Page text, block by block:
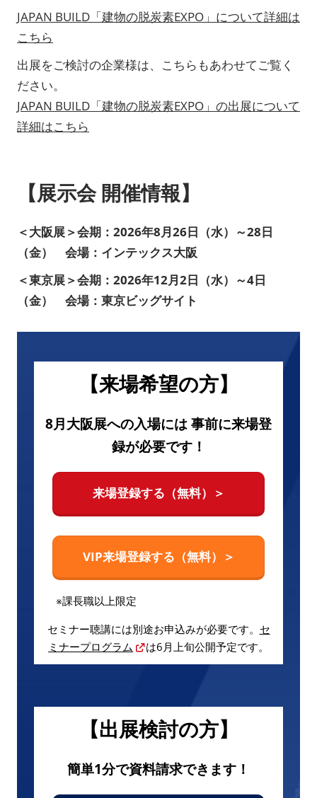
JAPAN BUILD「建物の脱炭素EXPO」について詳細は
こちら
出展をご検討の企業様は、こちらもあわせてご覧く
ださい。
JAPAN BUILD「建物の脱炭素EXPO」の出展について
詳細はこちら
【展示会 開催情報】
＜大阪展＞会期：2026年8月26日（水）～28日
（金） 会場：インテックス大阪
＜東京展＞会期：2026年12月2日（水）～4日
（金） 会場：東京ビッグサイト
【来場希望の方】
8月大阪展への入場には 事前に来場登
録が必要です！
来場登録する（無料）＞
VIP来場登録する（無料）＞
※課長職以上限定
セミナー聴講には別途お申込みが必要です。 セ
ミナープログラム
は6月上旬公開予定です。
【出展検討の方】
簡単1分で資料請求できます！